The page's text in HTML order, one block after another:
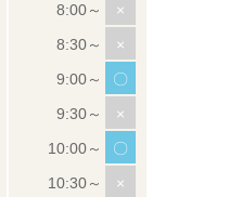
×
×
〇
×
〇
×